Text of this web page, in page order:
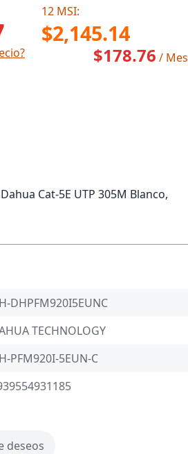
12 MSI:
$2,145.14
$178.76 / Mes
Cat-5E UTP 305M Blanco,
DHPFM920I5EUNC
TECHNOLOGY
PFM920I-5EUN-C
deseos